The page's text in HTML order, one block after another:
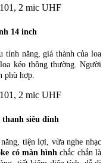
14 inch
tính năng, giá thành của loa
kéo thông thường. Người
phù hợp.
thanh siêu đỉnh
tiện lợi, vừa nghe nhạc
có màn hình chắc chắn là